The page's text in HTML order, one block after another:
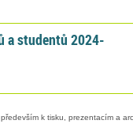
a studentů 2024-
k tisku, prezentacím a